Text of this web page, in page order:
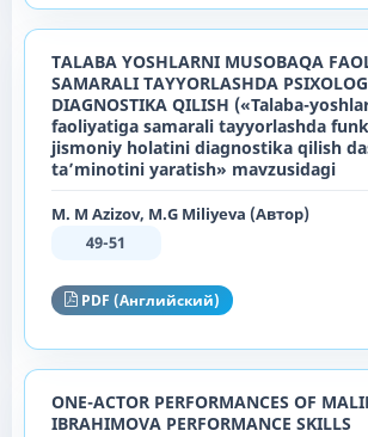
TALABA YOSHLARNI MUSOBAQA
SAMARALI TAYYORLASHDA
DIAGNOSTIKA QILISH («Talaba-
faoliyatiga samarali tayyorlashda
jismoniy holatini diagnostika qilish
ta’minotini yaratish» mavzusidagi
M. M Azizov, M.G Miliyeva (Автор)
49-51
PDF (Английский)
ONE-ACTOR PERFORMANCES OF
IBRAHIMOVA PERFORMANCE SKILLS